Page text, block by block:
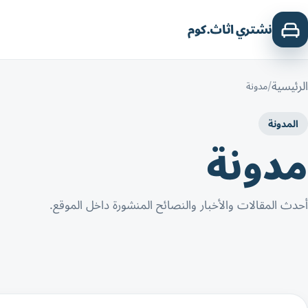
نشتري اثاث.كوم
الرئيسية مدونة
المدونة
مدونة
أحدث المقالات والأخبار والنصائح المنشورة داخل الموقع.